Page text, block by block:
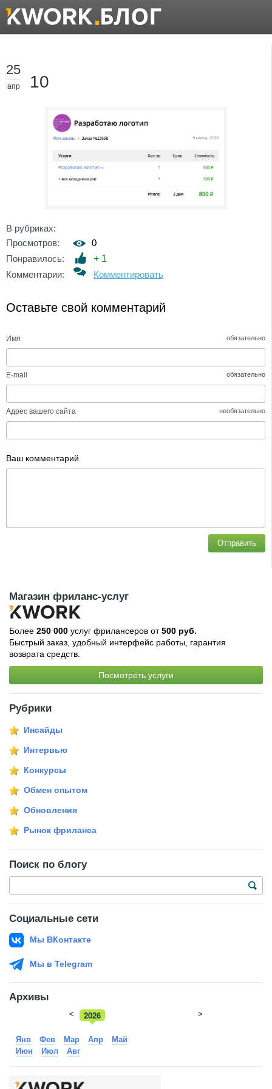
25
апр 10
В рубриках:
Просмотров:
0
Понравилось:
+ 1
Комментарии:
Комментировать
Оставьте свой комментарий
Имя обязательно
E-mail обязательно
Адрес вашего сайта необязательно
Ваш комментарий
Отправить
Магазин фриланс-услуг
Более 250 000 услуг фрилансеров от500 руб.
Быстрый заказ, удобный интерфейс работы, гарантия
возврата средств.
Посмотреть услуги
Рубрики
Инсайды
Интервью
Конкурсы
Обмен опытом
Обновления
Рынок фриланса
Поиск по блогу
Социальные сети
Мы ВКонтакте
Мы в Telegram
Архивы
2026
2025
< >
Янв Фев Мар Апр
Май
Июн
Июл Авг